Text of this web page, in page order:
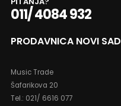
011/ 4084 932
PRODAVNICA NOVI SAD
Music Trade
Šafarikova 20
Tel.: 021/ 6616 077